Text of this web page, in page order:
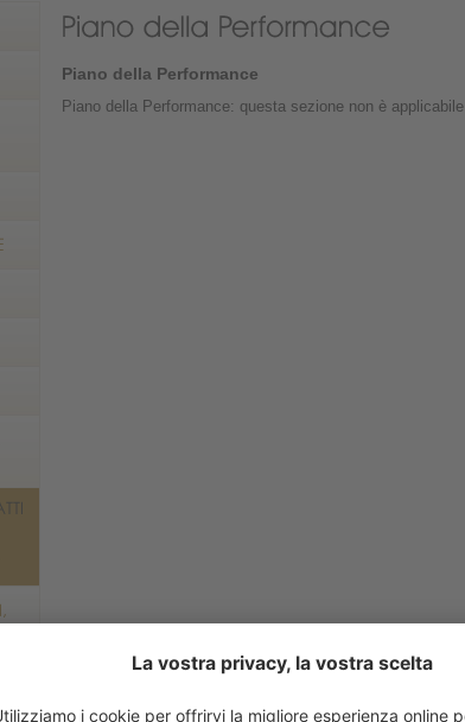
Piano della Performance
Piano della Performance: questa sezione non è applicabile